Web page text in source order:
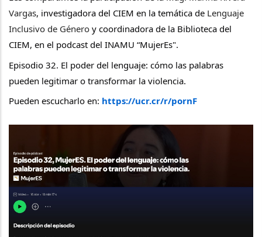
Vargas, investigadora del CIEM en la temática de Lenguaje
Inclusivo de Género y coordinadora de la Biblioteca del
CIEM, en el podcast del INAMU “MujerEs".
Episodio 32. El poder del lenguaje: cómo las palabras
pueden legitimar o transformar la violencia.
Pueden escucharlo en: https://ucr.cr/r/pornF